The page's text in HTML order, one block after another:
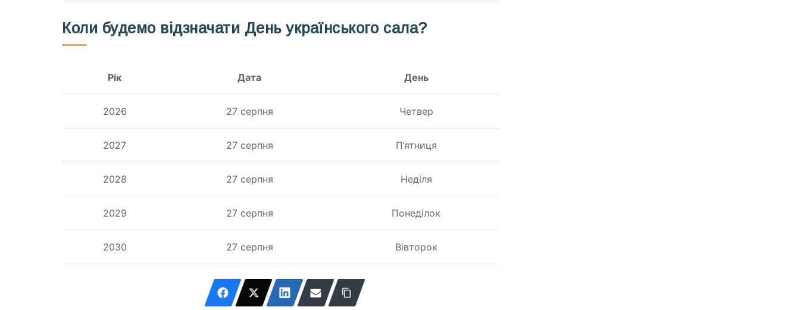
Коли будемо відзначати День українського сала?
Рік Дата День
2026 27 серпня Четвер
2027 27 серпня П’ятниця
2028 27 серпня Неділя
2029 27 серпня Понеділок
2030 27 серпня Вівторок